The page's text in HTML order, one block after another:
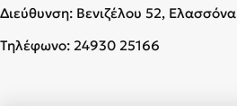
Διεύθυνση: Βενιζέλου 52, Ελασσόνα
Τηλέφωνο: 24930 25166